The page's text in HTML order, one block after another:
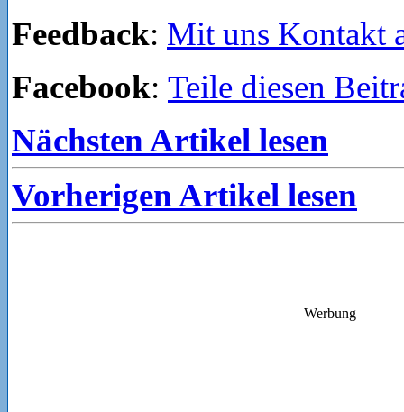
Feedback: Mit uns Kontakt
Facebook: Teile diesen
Nächsten Artikel lesen
Vorherigen Artikel lesen
Werbung